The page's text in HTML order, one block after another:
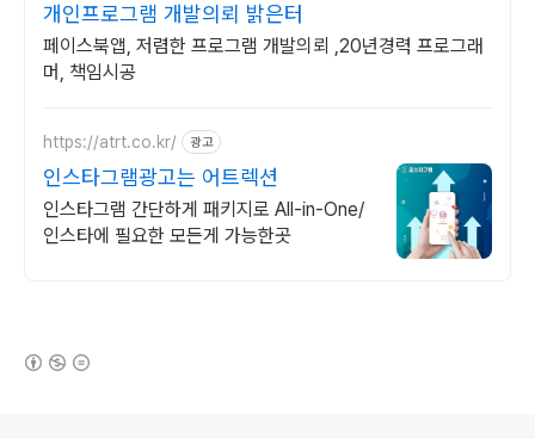
개인프로그램 개발의뢰 밝은터
페이스북앱, 저렴한 프로그램 개발의뢰 ,20년경력 프로그래
머, 책임시공
https://atrt.co.kr/ 광고
인스타그램광고는 어트렉션
인스타그램 간단하게 패키지로 All-in-One/
인스타에 필요한 모든게 가능한곳